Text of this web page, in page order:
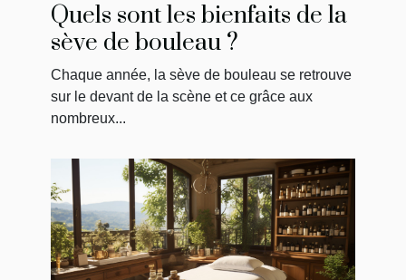
Quels sont les bienfaits de la
sève de bouleau ?
Chaque année, la sève de bouleau se retrouve
sur le devant de la scène et ce grâce aux
nombreux...